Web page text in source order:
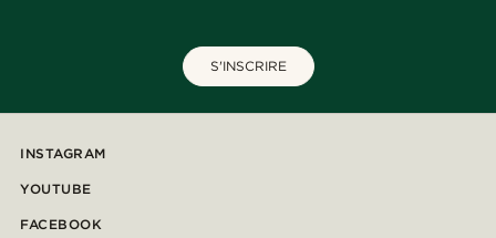
S'INSCRIRE
INSTAGRAM
YOUTUBE
FACEBOOK